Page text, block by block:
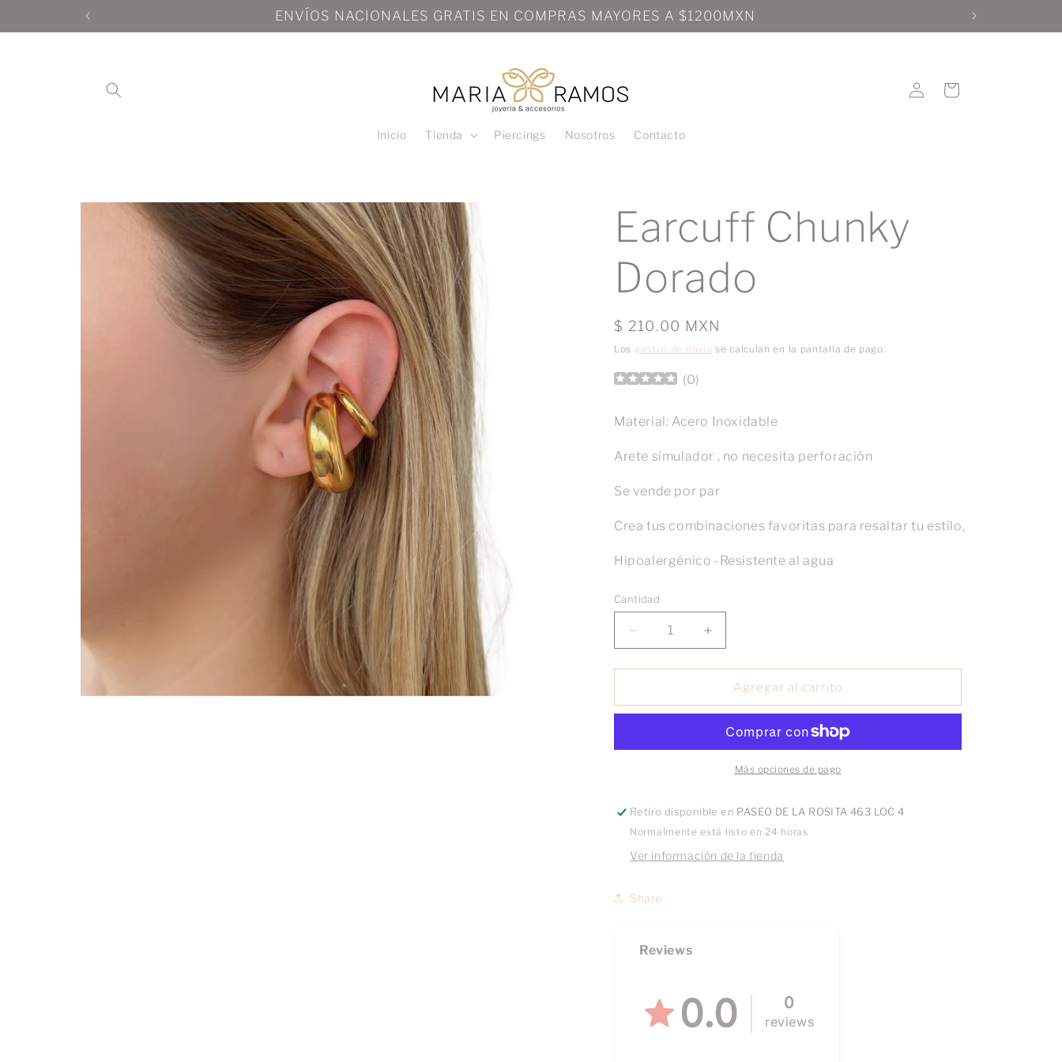
directamente
al contenido
Inicio Tienda Piercings Nosotros Contacto
Iniciar
sesión
Carrito
directamente
información
del producto
Earcuff Chunky
Dorado
Precio
habitual
$ 210.00 MXN
Los gastos de envío se calculan en la pantalla de pago.
(0)
Material: Acero Inoxidable
Arete simulador , no necesita perforación
Se vende por par
Crea tus combinaciones favoritas para resaltar tu estilo,
Hipoalergénico -Resistente al agua
Cantidad
Reducir
cantidad
para
Chunky
Aumentar
cantidad
para
Earcuff
Chunky
Agregar al carrito
Más opciones de pago
Retiro disponible en PASEO DE LA ROSITA 463 LOC 4
Normalmente está listo en 24 horas
Ver información de la tienda
Share
Reviews
0.0 0
reviews